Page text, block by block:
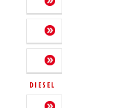
DIESEL